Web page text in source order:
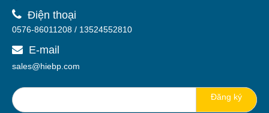
 Điện thoại
0576-86011208 / 13524552810
 E-mail
sales@hiebp.com
Đăng ký